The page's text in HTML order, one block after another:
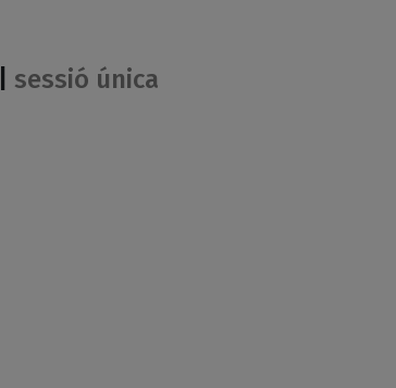
sessió única